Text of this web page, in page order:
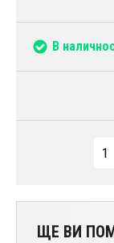
В
ЩЕ ВИ